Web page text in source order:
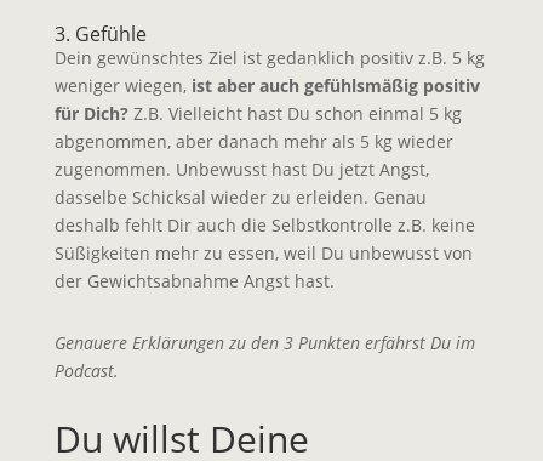
3. Gefühle
Dein gewünschtes Ziel ist gedanklich positiv z.B. 5 kg
weniger wiegen, ist aber auch gefühlsmäßig positiv
für Dich?Z.B. Vielleicht hast Du schon einmal 5 kg
abgenommen, aber danach mehr als 5 kg wieder
zugenommen. Unbewusst hast Du jetzt Angst,
dasselbe Schicksal wieder zu erleiden. Genau
deshalb fehlt Dir auch die Selbstkontrolle z.B. keine
Süßigkeiten mehr zu essen, weil Du unbewusst von
der Gewichtsabnahme Angst hast.
Genauere Erklärungen zu den 3 Punkten erfährst Du im
Podcast.
Du willst Deine